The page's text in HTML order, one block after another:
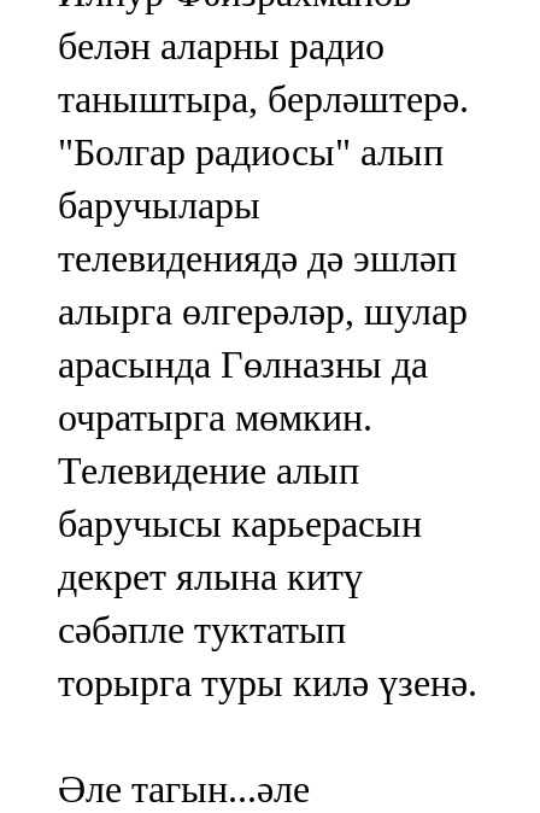
белән аларны радио
таныштыра, берләштерә.
"Болгар радиосы" алып
баручылары
телевидениядә дә эшләп
алырга өлгерәләр, шулар
арасында Гөлназны да
очратырга мөмкин.
Телевидение алып
баручысы карьерасын
декрет ялына китү
сәбәпле туктатып
торырга туры килә үзенә.
Әле тагын...әле